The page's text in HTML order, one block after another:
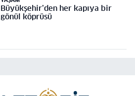
Büyükşehir’den her kapıya bir
gönül köprüsü